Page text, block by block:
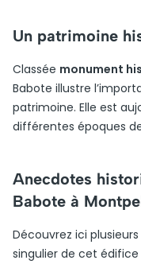
Un patrimoine
Classée monument
Babote illustre
patrimoine. Elle est
différentes époques
Anecdotes
Babote à
Découvrez ici
singulier de cet